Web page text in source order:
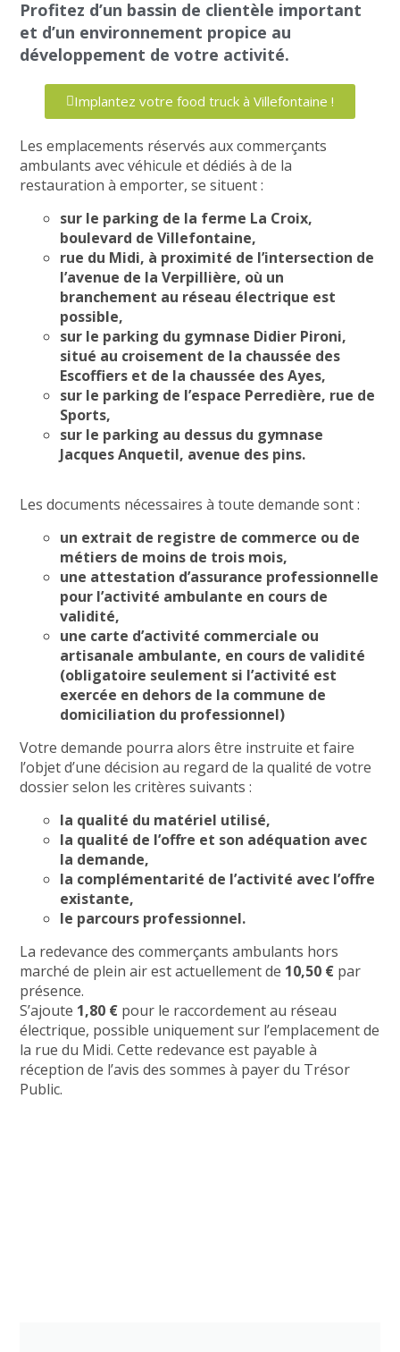
Profitez d’un bassin de clientèle important
et d’un environnement propice au
développement de votre activité.
Implantez votre food truck à Villefontaine !
Les emplacements réservés aux commerçants
ambulants avec véhicule et dédiés à de la
restauration à emporter, se situent :
sur le parking de la ferme La Croix,
boulevard de Villefontaine,
rue du Midi, à proximité de l’intersection de
l’avenue de la Verpillière, où un
branchement au réseau électrique est
possible,
sur le parking du gymnase Didier Pironi,
situé au croisement de la chaussée des
Escoffiers et de la chaussée des Ayes,
sur le parking de l’espace Perredière, rue de
Sports,
sur le parking au dessus du gymnase
Jacques Anquetil, avenue des pins.
Les documents nécessaires à toute demande sont :
un extrait de registre de commerce ou de
métiers de moins de trois mois,
une attestation d’assurance professionnelle
pour l’activité ambulante en cours de
validité,
une carte d’activité commerciale ou
artisanale ambulante, en cours de validité
(obligatoire seulement si l’activité est
exercée en dehors de la commune de
domiciliation du professionnel)
Votre demande pourra alors être instruite et faire
l’objet d’une décision au regard de la qualité de votre
dossier selon les critères suivants :
la qualité du matériel utilisé,
la qualité de l’offre et son adéquation avec
la demande,
la complémentarité de l’activité avec l’offre
existante,
le parcours professionnel.
La redevance des commerçants ambulants hors
marché de plein air est actuellement de 10,50 € par
présence.
S’ajoute 1,80 € pour le raccordement au réseau
électrique, possible uniquement sur l’emplacement de
la rue du Midi. Cette redevance est payable à
réception de l’avis des sommes à payer du Trésor
Public.